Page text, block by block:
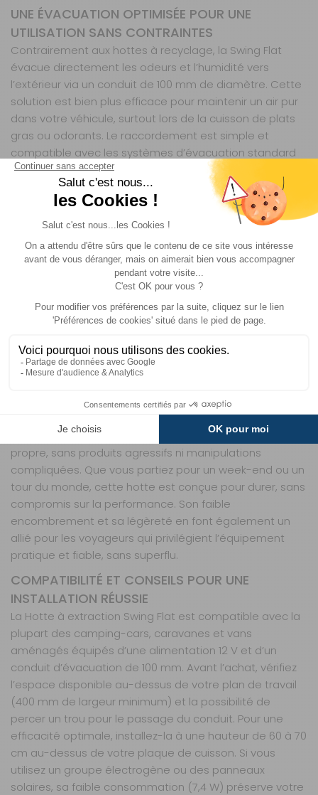
UNE ÉVACUATION OPTIMISÉE POUR UNE
UTILISATION SANS CONTRAINTES
Contrairement aux hottes à recyclage, la Swing Flat
évacue directement les odeurs et l’humidité vers
l’extérieur via un conduit de 100 mm de diamètre. Cette
solution est bien plus efficace pour maintenir un air pur
dans votre véhicule, surtout lors de la cuisson de plats
gras ou odorants. Le raccordement est simple et
compatible avec les systèmes d’évacuation standard
des camping-cars et caravanes. Que vous soyez en
stationnement prolongé ou en mouvement, cette hotte
garantit une ventilation continue sans risque de
saturation, préservant ainsi la qualité de l’air et le
silencieux évite également les nuisances sonores, un
détail appréciable pour les nuits en camping ou les
pauses repas en pleine nature.
UNE SOLUTION DURABLE ET ADAPTÉE AUX
Conçue pour résister aux aléas de la route, la Hotte
Swing Flat allie matériaux robustes et finition soignée.
et aux chocs, tandis que son corps en ABS noir limite les
traces de doigts et les rayures. Son entretien est tout
aussi simple : un coup d’éponge suffit pour la maintenir
propre, sans produits agressifs ni manipulations
compliquées. Que vous partiez pour un week-end ou un
tour du monde, cette hotte est conçue pour durer, sans
compromis sur la performance. Son faible
encombrement et sa légèreté en font également un
allié pour les voyageurs qui privilégient l’équipement
pratique et fiable, sans superflu.
COMPATIBILITÉ ET CONSEILS POUR UNE
INSTALLATION RÉUSSIE
La Hotte à extraction Swing Flat est compatible avec la
plupart des camping-cars, caravanes et vans
aménagés équipés d’une alimentation 12 V et d’un
conduit d’évacuation de 100 mm. Avant l’achat, vérifiez
l’espace disponible au-dessus de votre plan de travail
(400 mm de largeur minimum) et la possibilité de
percer un trou pour le passage du conduit. Pour une
efficacité optimale, installez-la à une hauteur de 60 à 70
cm au-dessus de votre plaque de cuisson. Si vous
utilisez un groupe électrogène ou des panneaux
solaires, sa faible consommation (7,4 W) préserve votre